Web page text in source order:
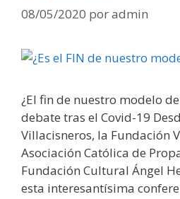
08/05/2020 poradmin
¿El fin de nuestro modelo
debate tras el Covid-19
Villacisneros, la Fundación
Asociación Católica de
Fundación Cultural Ángel
esta interesantísima